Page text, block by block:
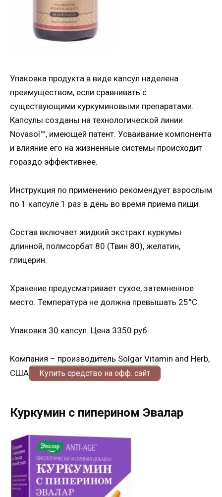
Упаковка продукта в виде капсул наделена
преимуществом, если сравнивать с
существующими куркуминовыми препаратами.
Капсулы созданы на технологической линии
Novasol™, имеющей патент. Усваивание компонента
и влияние его на жизненные системы происходит
гораздо эффективнее.
Инструкция по применению рекомендует взрослым
по 1 капсуле 1 раз в день во время приема пищи.
Состав включает жидкий экстракт куркумы
длинной, полмсорбат 80 (Твин 80), желатин,
глицерин.
Хранение предусматривает сухое, затемненное
место. Температура не должна превышать 25°С.
Упаковка 30 капсул. Цена 3350 руб.
Компания – производитель Solgar Vitamin and Herb,
США
Купить средство на офф. сайт
Куркумин с пиперином Эвалар